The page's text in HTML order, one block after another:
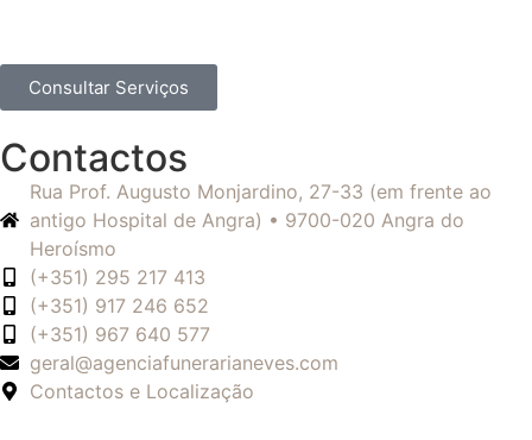
Consultar Serviços
Contactos
Rua Prof. Augusto Monjardino, 27-33 (em frente ao
antigo Hospital de Angra) • 9700-020 Angra do
Heroísmo
(+351) 295 217 413
(+351) 917 246 652
(+351) 967 640 577
geral@agenciafunerarianeves.com
Contactos e Localização